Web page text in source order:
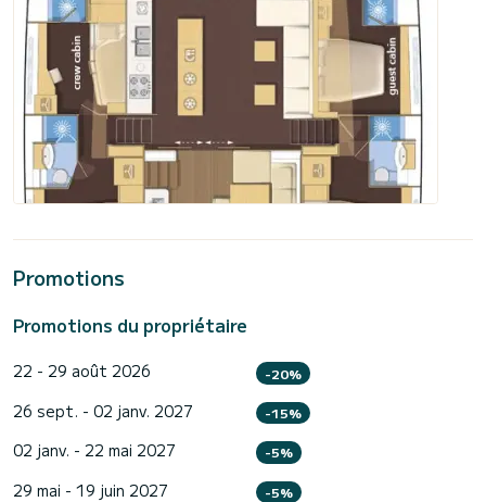
Promotions
Promotions du propriétaire
22 - 29 août 2026 -20%
26 sept. - 02 janv. 2027 -15%
02 janv. - 22 mai 2027 -5%
29 mai - 19 juin 2027 -5%